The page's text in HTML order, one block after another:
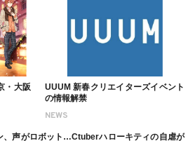
・大阪
NEWS
UUUM 新春クリエイターズイベント
の情報解禁
、声がロボット…Ctuberハローキティの自虐が